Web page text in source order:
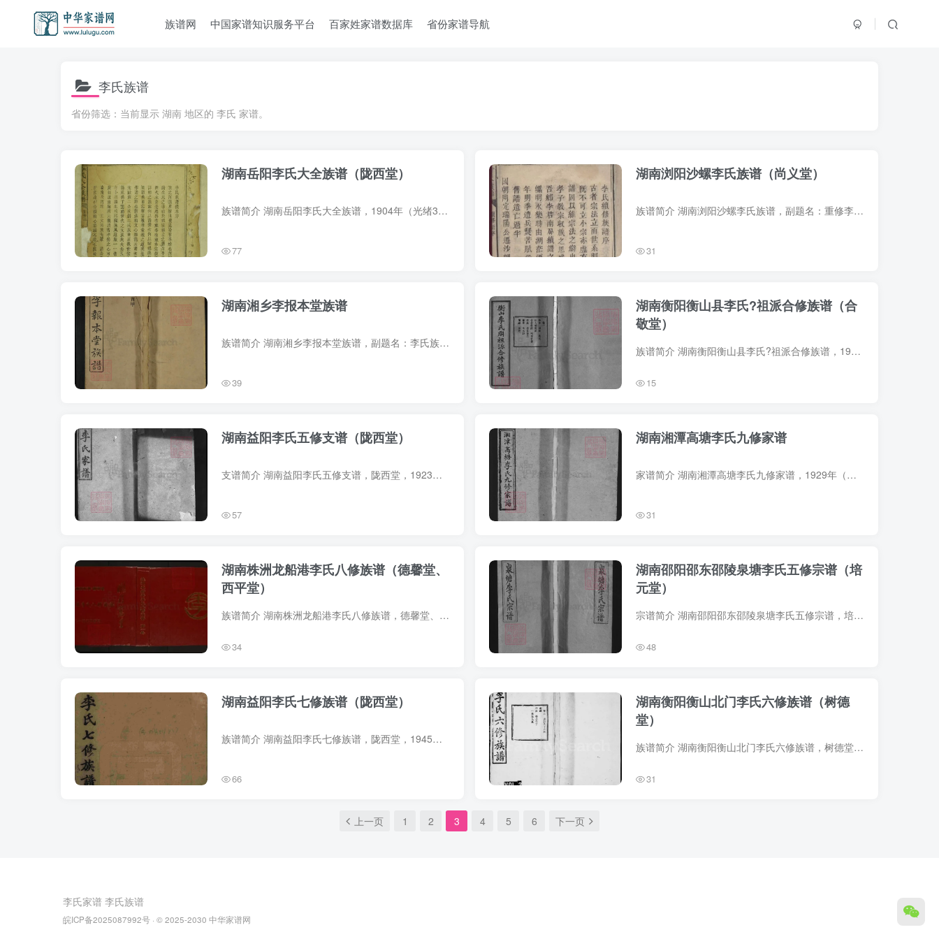
族谱网 中国家谱知识服务平台 百家姓家谱数据库 省份家谱导航
李氏族谱
省份筛选：当前显示 湖南 地区的 李氏 家谱。
湖南岳阳李氏大全族谱（陇西堂）
族谱简介 湖南岳阳李氏大全族谱，1904年（光绪30年）李东汇纂修，1册。始祖恪，食采郁林，子孙因家焉。恪九传至仲宝，其孙衟、术始迁江西义宁。衟生少贤，少贤又生四子：轩、辕、軿、辂，分迁瑞...
77
湖南浏阳沙螺李氏族谱（尚义堂）
族谱简介 湖南浏阳沙螺李氏族谱，副题名：重修李氏族谱，尚义堂，1833年（道光13年）李益纂修，1册。始祖文繡，字质因，别号太和主人，唐西平郡王李晟二十二世孙，明永乐间自江西丰城湖茫村移居...
31
湖南湘乡李报本堂族谱
族谱简介 湖南湘乡李报本堂族谱，副题名：李氏族谱，1926年（民国15年）李前普主修、李光笏纂修，29册。始迁祖茂隆（字孔安），北宋建隆元年自江西泰和县迁居湖南湘乡县桥头。是为第六世元末人...
39
湖南衡阳衡山县李氏?祖派合修族谱（合
敬堂）
族谱简介 湖南衡阳衡山县李氏?祖派合修族谱，1947年（民国36年）纂修，14册。始祖?，字敬祖，明朝时由江西南昌丰城湖茅迁衡，落籍于河东之红岭湾，即今潜字二十四区谭家桥。 族谱部分预览 电子...
15
湖南益阳李氏五修支谱（陇西堂）
支谱简介 湖南益阳李氏五修支谱，陇西堂，1923年（民国12年）李隆翎、李隆泮、李隆芬等纂修，11册。始祖憲，唐代自陕西长安迁居江西，后裔先后迁居江西宜春、吉水县泰和坝上及湖南益阳岐首。始...
57
湖南湘潭高塘李氏九修家谱
家谱简介 湖南湘潭高塘李氏九修家谱，1929年（民国18年）李葆光纂修，28册。始迁祖祥，明洪武间由江西丰城湖茫迁湘潭之高塘。 家谱部分预览 电子版PDF下载
31
湖南株洲龙船港李氏八修族谱（德馨堂、
西平堂）
族谱简介 湖南株洲龙船港李氏八修族谱，德馨堂、西平堂，2015年李正根等纂修，12册。始迁祖德护（字行之，号潜龙），明洪武十七年由湖南茶陵州砻溪中洲迁居湘潭龙船港下白石头埠口（今株洲堂市...
34
湖南邵阳邵东邵陵泉塘李氏五修宗谱（培
元堂）
宗谱简介 湖南邵阳邵东邵陵泉塘李氏五修宗谱，培元堂，1992年李克迟主修，10册。始迁祖仲荣，字元茂，明洪武初自江西泰和迁湖南宝庆邵东，居白泥塘，后又徙泉塘。 宗谱部分预览 电子版PDF下载
48
湖南益阳李氏七修族谱（陇西堂）
族谱简介 湖南益阳李氏七修族谱，陇西堂，1945年（民国34年）李先义主修、李卓鑫纂修，7册。始祖君行，一名魁，字维新，行八，南宋时由安化丰乐迁居同邑长乐。五世均德，随朱元璋征陈友谅有功，...
66
湖南衡阳衡山北门李氏六修族谱（树德
堂）
族谱简介 湖南衡阳衡山北门李氏六修族谱，树德堂，1924年（民国11年）李本敦纂修，6册。始祖椿。始迁祖德荣，字椿敷，明代人。 族谱部分预览 电子版PDF下载
31
上一页 1 2 3 4 5 6 下一页
李氏家谱 李氏族谱
皖ICP备2025087992号 · © 2025-2030 中华家谱网